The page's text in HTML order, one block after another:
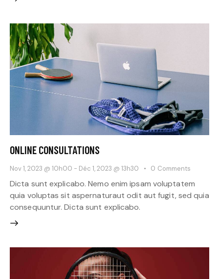
ONLINE CONSULTATIONS
Nov 1, 2023 @ 10h00 - Déc 1, 2023 @ 13h30 0 Comments
Dicta sunt explicabo. Nemo enim ipsam voluptatem
quia voluptas sit aspernaturaut odit aut fugit, sed quia
consequuntur. Dicta sunt explicabo.